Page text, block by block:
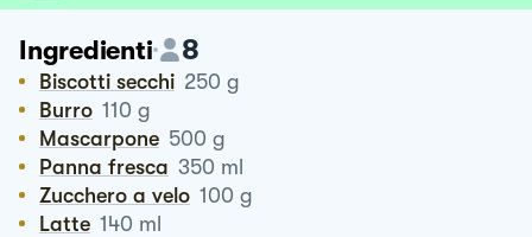
Ingredienti 8
Biscotti secchi 250 g
Burro 110 g
Mascarpone 500 g
Panna fresca 350 ml
Zucchero a velo 100 g
Latte 140 ml